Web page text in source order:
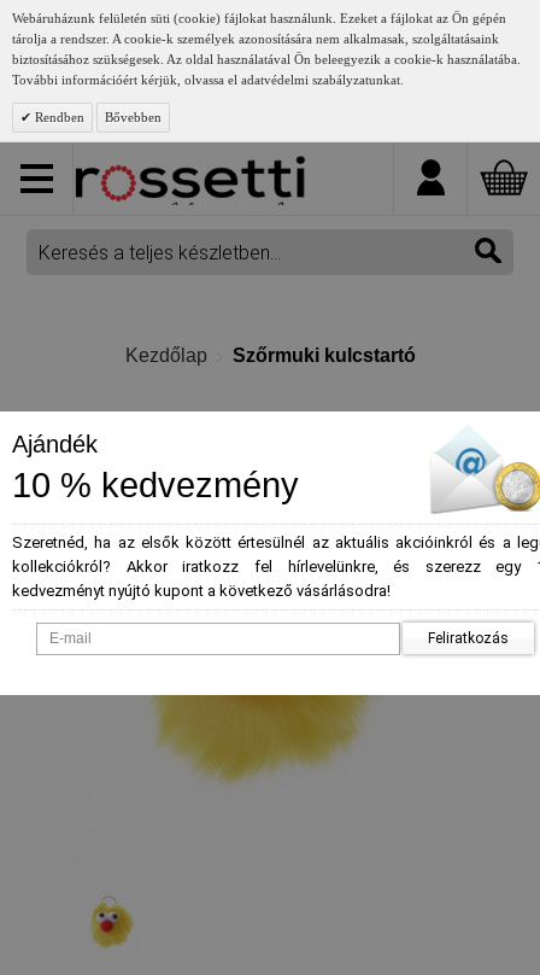
Webáruházunk felületén süti (cookie) fájlokat használunk. Ezeket a fájlokat az Ön gépén
tárolja a rendszer. A cookie-k személyek azonosítására nem alkalmasak, szolgáltatásaink
biztosításához szükségesek. Az oldal használatával Ön beleegyezik a cookie-k használatába.
További információért kérjük, olvassa el adatvédelmi szabályzatunkat.
Rendben Bővebben
Kezdőlap Szőrmuki kulcstartó
Ajándék
10 % kedvezmény
Szeretnéd, ha az elsők között értesülnél az aktuális akcióinkról és a
kollekciókról? Akkor iratkozz fel hírlevelünkre, és szerezz egy
kedvezményt nyújtó kupont a következő vásárlásodra!
Feliratkozás